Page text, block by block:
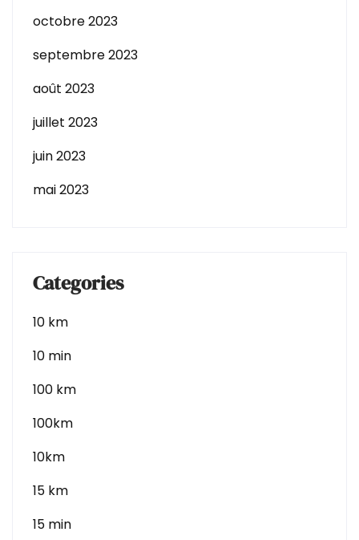
octobre 2023
septembre 2023
août 2023
juillet 2023
juin 2023
mai 2023
Categories
10 km
10 min
100 km
100km
10km
15 km
15 min